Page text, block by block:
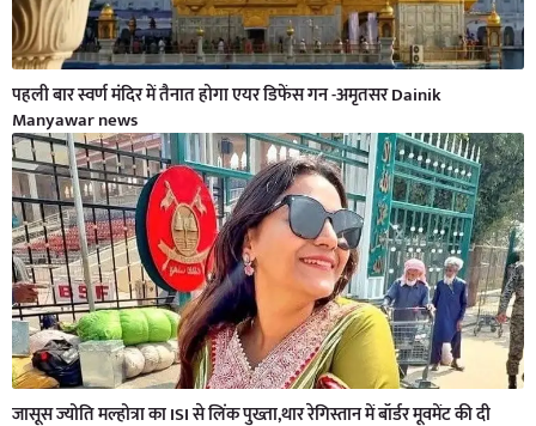
पहली बार स्वर्ण मंदिर में तैनात होगा एयर डिफेंस गन -अमृतसर Dainik
Manyawar news
जासूस ज्योति मल्होत्रा का ISI से लिंक पुख्ता,थार रेगिस्तान में बॉर्डर मूवमेंट की दी